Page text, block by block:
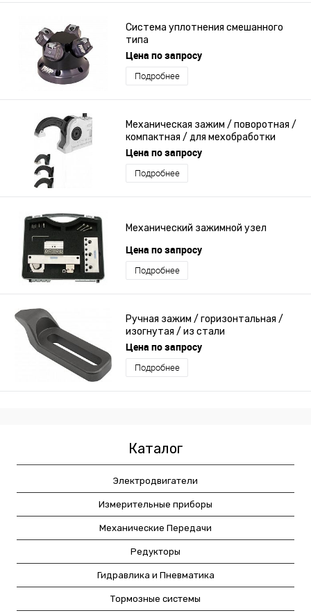
Система уплотнения смешанного
типа
Цена по запросу
Подробнее
Механическая зажим / поворотная /
компактная / для мехобработки
Цена по запросу
Подробнее
Механический зажимной узел
Цена по запросу
Подробнее
Ручная зажим / горизонтальная /
изогнутая / из стали
Цена по запросу
Подробнее
Каталог
Электродвигатели
Измерительные приборы
Механические Передачи
Редукторы
Гидравлика и Пневматика
Тормозные системы